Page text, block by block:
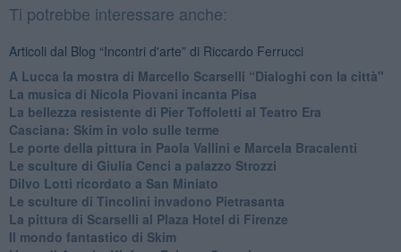
Ti potrebbe interessare anche:
Articoli dal Blog “Incontri d'arte” di Riccardo Ferrucci
A Lucca la mostra di Marcello Scarselli “Dialoghi con la città"
​La musica di Nicola Piovani incanta Pisa
​La bellezza resistente di Pier Toffoletti al Teatro Era
​Casciana: Skim in volo sulle terme
​Le porte della pittura in Paola Vallini e Marcela Bracalenti
​Le sculture di Giulia Cenci a palazzo Strozzi
​Dilvo Lotti ricordato a San Miniato
​Le sculture di Tincolini invadono Pietrasanta
La pittura di Scarselli al Plaza Hotel di Firenze
​Il mondo fantastico di Skim